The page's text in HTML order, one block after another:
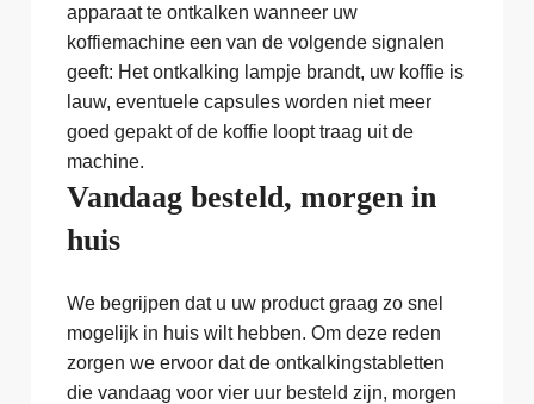
apparaat te ontkalken wanneer uw
koffiemachine een van de volgende signalen
geeft: Het ontkalking lampje brandt, uw koffie is
lauw, eventuele capsules worden niet meer
goed gepakt of de koffie loopt traag uit de
machine.
Vandaag besteld, morgen in
huis
We begrijpen dat u uw product graag zo snel
mogelijk in huis wilt hebben. Om deze reden
zorgen we ervoor dat de ontkalkingstabletten
die vandaag voor vier uur besteld zijn, morgen